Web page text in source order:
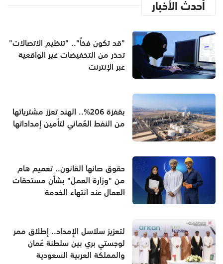
أحدث الأخبار
"قد تكون فخاً".. "تنظيم الاتصالات"
تحذر من التخفيضات غير الواقعية
عبر الإنترنت
بقفزة 206%.. الهند تعزز مشترياتها
من النفط العُماني لتأمين إمداداتها
حقوق صانها القانون.. تعميم هام
من "وزارة العمل" بشأن مستحقات
العمال عند انتهاء الخدمة
لتعزيز سلاسل الإمداد.. إطلاق ممر
لوجستي بري بين سلطنة عُمان
والمملكة العربية السعودية